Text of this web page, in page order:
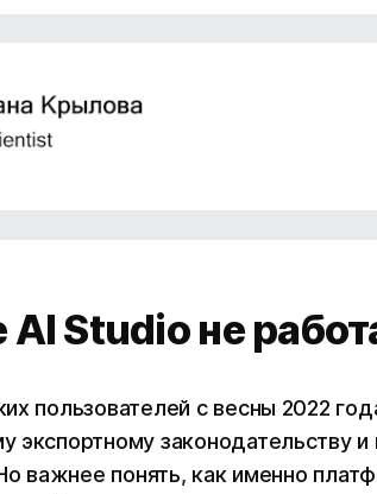
Studio не
пользователей с весны 2022
экспортному законодательству и
важнее понять, как именно